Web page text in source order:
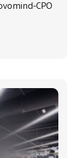
CPO